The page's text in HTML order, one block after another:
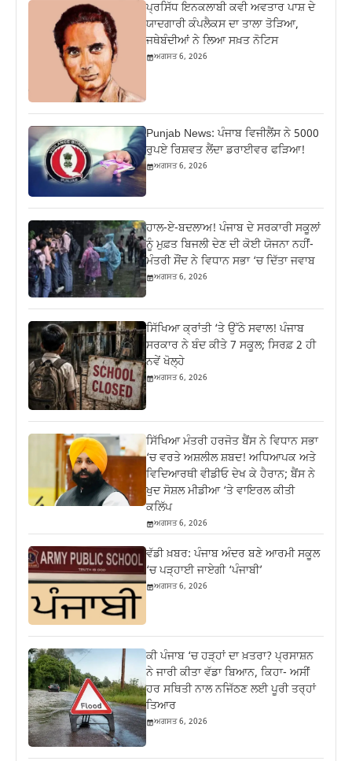
ਪ੍ਰਸਿੱਧ ਇਨਕਲਾਬੀ ਕਵੀ ਅਵਤਾਰ ਪਾਸ਼ ਦੇ
ਯਾਦਗਾਰੀ ਕੰਪਲੈਕਸ ਦਾ ਤਾਲਾ ਤੋੜਿਆ,
ਜਥੇਬੰਦੀਆਂ ਨੇ ਲਿਆ ਸਖ਼ਤ ਨੋਟਿਸ
ਅਗਸਤ 6, 2026
Punjab News: ਪੰਜਾਬ ਵਿਜੀਲੈਂਸ ਨੇ 5000
ਰੁਪਏ ਰਿਸ਼ਵਤ ਲੈਂਦਾ ਡਰਾਈਵਰ ਫੜਿਆ!
ਅਗਸਤ 6, 2026
ਹਾਲ-ਏ-ਬਦਲਾਅ! ਪੰਜਾਬ ਦੇ ਸਰਕਾਰੀ ਸਕੂਲਾਂ
ਨੂੰ ਮੁਫ਼ਤ ਬਿਜਲੀ ਦੇਣ ਦੀ ਕੋਈ ਯੋਜਨਾ ਨਹੀਂ-
ਮੰਤਰੀ ਸੌਂਦ ਨੇ ਵਿਧਾਨ ਸਭਾ ‘ਚ ਦਿੱਤਾ ਜਵਾਬ
ਅਗਸਤ 6, 2026
ਸਿੱਖਿਆ ਕ੍ਰਾਂਤੀ ‘ਤੇ ਉੱਠੇ ਸਵਾਲ! ਪੰਜਾਬ
ਸਰਕਾਰ ਨੇ ਬੰਦ ਕੀਤੇ 7 ਸਕੂਲ; ਸਿਰਫ਼ 2 ਹੀ
ਨਵੇਂ ਖੋਲ੍ਹੇ
ਅਗਸਤ 6, 2026
ਸਿੱਖਿਆ ਮੰਤਰੀ ਹਰਜੋਤ ਬੈਂਸ ਨੇ ਵਿਧਾਨ ਸਭਾ
‘ਚ ਵਰਤੇ ਅਸ਼ਲੀਲ ਸ਼ਬਦ! ਅਧਿਆਪਕ ਅਤੇ
ਵਿਦਿਆਰਥੀ ਵੀਡੀਓ ਦੇਖ ਕੇ ਹੈਰਾਨ; ਬੈਂਸ ਨੇ
ਖੁਦ ਸੋਸ਼ਲ ਮੀਡੀਆ ‘ਤੇ ਵਾਇਰਲ ਕੀਤੀ
ਕਲਿੱਪ
ਅਗਸਤ 6, 2026
ਵੱਡੀ ਖ਼ਬਰ: ਪੰਜਾਬ ਅੰਦਰ ਬਣੇ ਆਰਮੀ ਸਕੂਲ
‘ਚ ਪੜ੍ਹਾਈ ਜਾਏਗੀ ‘ਪੰਜਾਬੀ’
ਅਗਸਤ 6, 2026
ਕੀ ਪੰਜਾਬ ‘ਚ ਹੜ੍ਹਾਂ ਦਾ ਖ਼ਤਰਾ? ਪ੍ਰਸਾਸ਼ਨ
ਨੇ ਜਾਰੀ ਕੀਤਾ ਵੱਡਾ ਬਿਆਨ, ਕਿਹਾ- ਅਸੀਂ
ਹਰ ਸਥਿਤੀ ਨਾਲ ਨਜਿੱਠਣ ਲਈ ਪੂਰੀ ਤਰ੍ਹਾਂ
ਤਿਆਰ
ਅਗਸਤ 6, 2026